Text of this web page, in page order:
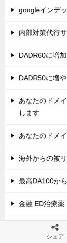
googleインデ
内部対策代行
DADR60に増
DADR50に増
あなたのドメ
します
あなたのドメ
海外からの被
最高DA100か
金融 ED治療薬
オンラインカ
シェア